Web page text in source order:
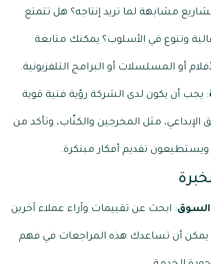
مشابهة لما تريد إنتاجه؟ هل تتمتع
وتنوع في الأسلوب؟ يمكنك متابعة
أو المسلسلات أو البرامج التلفزيونية.
: يجب أن يكون لدى الشركة رؤية فنية قوية
الإبداعي، مثل المخرجين والكتّاب، وتأكد من
تقديم أفكار مبتكرة.
: ابحث عن تقييمات وآراء عملاء آخرين
يمكن أن تساعدك هذه المراجعات في فهم